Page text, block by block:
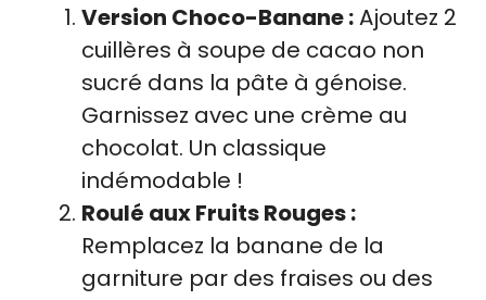
Version Choco-Banane :Ajoutez 2
cuillères à soupe de cacao non
sucré dans la pâte à génoise.
Garnissez avec une crème au
chocolat. Un classique
indémodable !
Roulé aux Fruits Rouges :
Remplacez la banane de la
garniture par des fraises ou des